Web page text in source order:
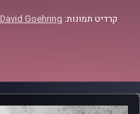
קרדיט תמונות: David Goehring